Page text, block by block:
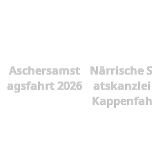
Aschersamst
agsfahrt 2026
Närrische